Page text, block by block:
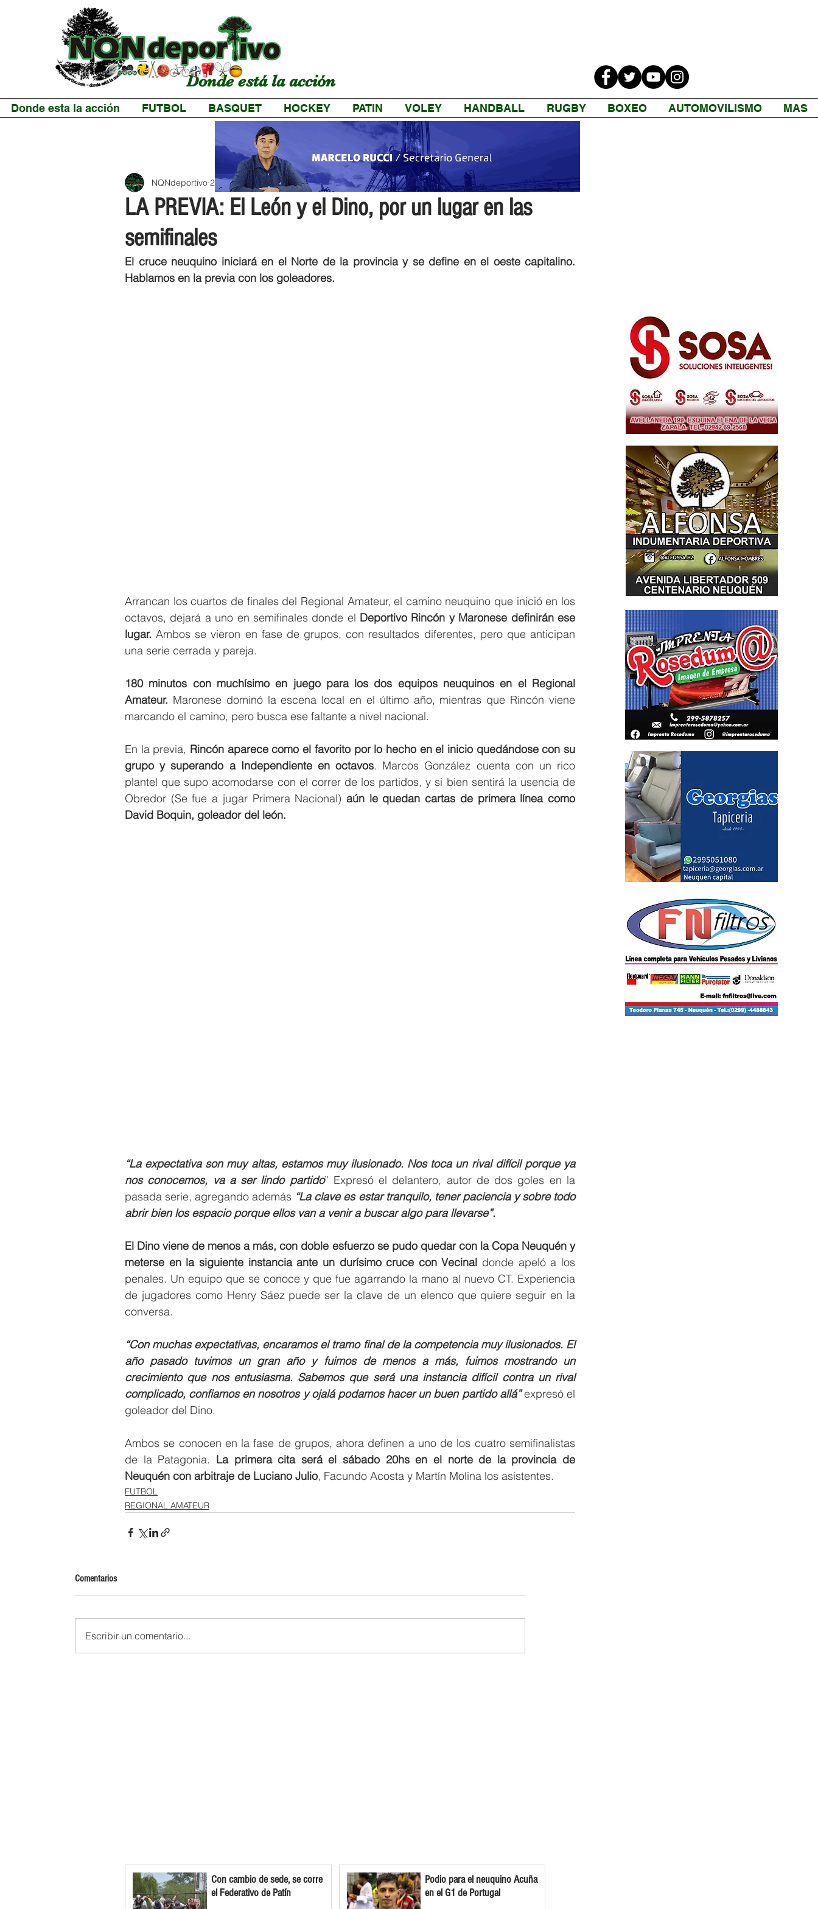
Donde está la acción
Donde esta la acción FUTBOL BASQUET HOCKEY PATIN VOLEY HANDBALL RUGBY BOXEO AUTOMOVILISMO MAS
LA PREVIA: El León y el Dino, por un lugar en las
semifinales
NQNdeportivo 2 min de lectura
El cruce neuquino iniciará en el Norte de la provincia y se define en el oeste capitalino.
Hablamos en la previa con los goleadores.
Arrancan los cuartos de finales del Regional Amateur, el camino neuquino que inició en los
octavos, dejará a uno en semifinales donde el Deportivo Rincón y Maronese definirán ese
lugar. Ambos se vieron en fase de grupos, con resultados diferentes, pero que anticipan
una serie cerrada y pareja.
180 minutos con muchísimo en juego para los dos equipos neuquinos en el Regional
Amateur. Maronese dominó la escena local en el último año, mientras que Rincón viene
marcando el camino, pero busca ese faltante a nivel nacional.
En la previa, Rincón aparece como el favorito por lo hecho en el inicio quedándose con su
grupo y superando a Independiente en octavos. Marcos González cuenta con un rico
plantel que supo acomodarse con el correr de los partidos, y si bien sentirá la usencia de
Obredor (Se fue a jugar Primera Nacional) aún le quedan cartas de primera línea como
David Boquin, goleador del león.
“La expectativa son muy altas, estamos muy ilusionado. Nos toca un rival difícil porque ya
nos conocemos, va a ser lindo partido” Expresó el delantero, autor de dos goles en la
pasada serie, agregando además “La clave es estar tranquilo, tener paciencia y sobre todo
abrir bien los espacio porque ellos van a venir a buscar algo para llevarse”.
El Dino viene de menos a más, con doble esfuerzo se pudo quedar con la Copa Neuquén y
meterse en la siguiente instancia ante un durísimo cruce con Vecinal donde apeló a los
penales. Un equipo que se conoce y que fue agarrando la mano al nuevo CT. Experiencia
de jugadores como Henry Sáez puede ser la clave de un elenco que quiere seguir en la
conversa.
“Con muchas expectativas, encaramos el tramo final de la competencia muy ilusionados. El
año pasado tuvimos un gran año y fuimos de menos a más, fuimos mostrando un
crecimiento que nos entusiasma. Sabemos que será una instancia difícil contra un rival
complicado, confiamos en nosotros y ojalá podamos hacer un buen partido allá” expresó el
goleador del Dino.
Ambos se conocen en la fase de grupos, ahora definen a uno de los cuatro semifinalistas
de la Patagonia. La primera cita será el sábado 20hs en el norte de la provincia de
Neuquén con arbitraje de Luciano Julio, Facundo Acosta y Martín Molina los asistentes.
FUTBOL
REGIONAL AMATEUR
Comentarios
Escribir un comentario...
Con cambio de sede, se corre
el Federativo de Patín
Podio para el neuquino Acuña
en el G1 de Portugal